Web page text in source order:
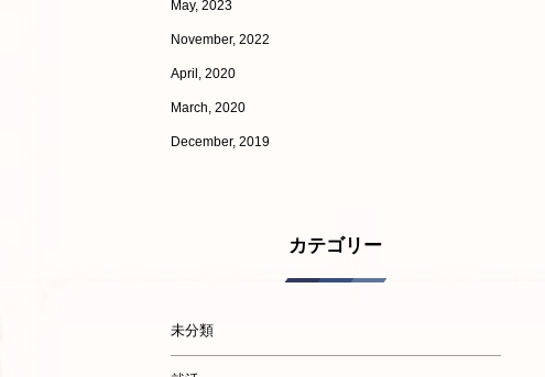
May, 2023
November, 2022
April, 2020
March, 2020
December, 2019
カテゴリー
未分類